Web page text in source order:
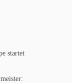
startet